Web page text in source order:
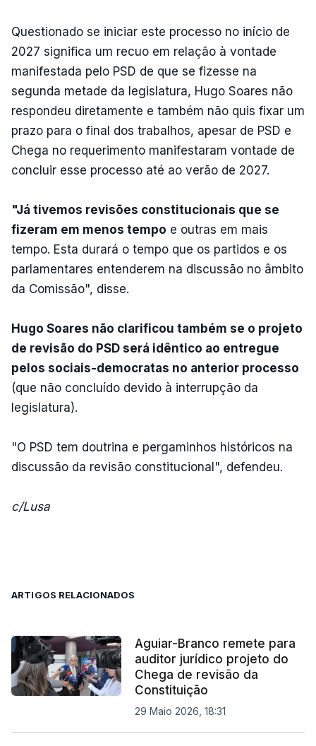
Questionado se iniciar este processo no início de
2027 significa um recuo em relação à vontade
manifestada pelo PSD de que se fizesse na
segunda metade da legislatura, Hugo Soares não
respondeu diretamente e também não quis fixar um
prazo para o final dos trabalhos, apesar de PSD e
Chega no requerimento manifestaram vontade de
concluir esse processo até ao verão de 2027.
"Já tivemos revisões constitucionais que se
fizeram em menos tempo e outras em mais
tempo. Esta durará o tempo que os partidos e os
parlamentares entenderem na discussão no âmbito
da Comissão", disse.
Hugo Soares não clarificou também se o projeto
de revisão do PSD será idêntico ao entregue
pelos sociais-democratas no anterior processo
(que não concluído devido à interrupção da
legislatura).
"O PSD tem doutrina e pergaminhos históricos na
discussão da revisão constitucional", defendeu.
c/Lusa
ARTIGOS RELACIONADOS
Aguiar-Branco remete para
auditor jurídico projeto do
Chega de revisão da
Constituição
29 Maio 2026, 18:31